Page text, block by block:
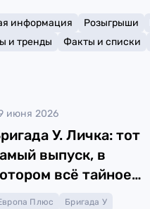
информация Розыгрыши
и тренды Факты и списки
июня 2026
У. Личка: тот
выпуск, в
всё тайное
Личкой!
Плюс
Бригада У